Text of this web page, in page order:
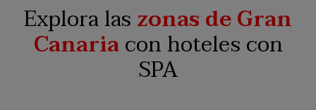
Explora laszonas de Gran
Canariacon hoteles con
SPA